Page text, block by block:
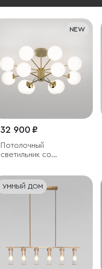
NEW
32 900 ₽
Потолочный
светильник со
УМНЫЙ ДОМ